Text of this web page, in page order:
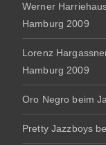
Werner
Hamburg 2009
Lorenz
Hamburg 2009
Oro Negro beim
Pretty Jazzboys